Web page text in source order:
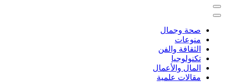
صحة وجمال
منوعات
الثقافة والفن
تكنولوجيا
المال والأعمال
مقالات علمية